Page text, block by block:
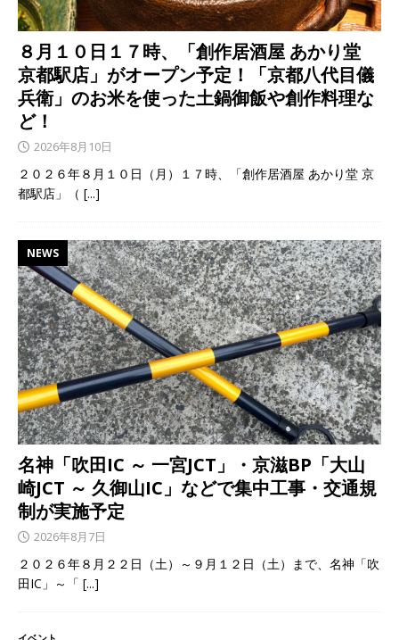
８月１０日１７時、「創作居酒屋 あかり堂
京都駅店」がオープン予定！「京都八代目儀
兵衛」のお米を使った土鍋御飯や創作料理な
ど！
2026年8月10日
２０２６年８月１０日（月）１７時、「創作居酒屋 あかり堂 京
都駅店」（ [...]
名神「吹田IC ～ 一宮JCT」・京滋BP「大山
崎JCT ～ 久御山IC」などで集中工事・交通規
制が実施予定
NEWS
2026年8月7日
２０２６年８月２２日（土）～９月１２日（土）まで、名神「吹
田IC」～「 [...]